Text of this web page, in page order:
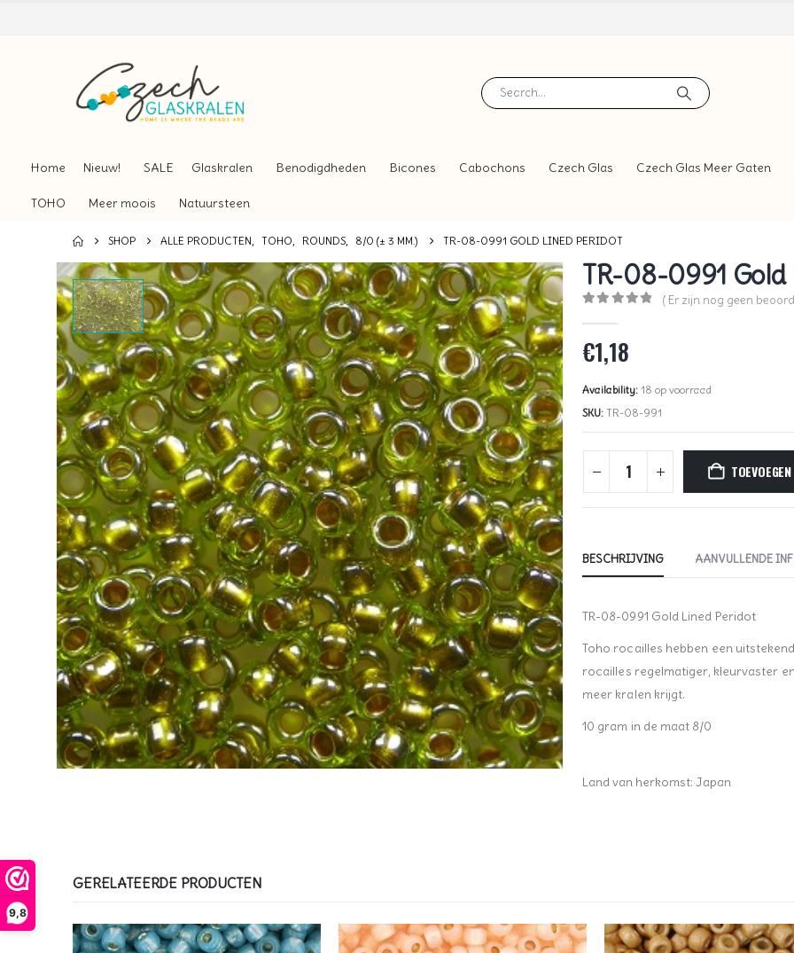
9,8
Home Nieuw! SALE Glaskralen Benodigdheden Bicones Cabochons Czech Glas Czech Glas Meer Gaten
TOHO Meer moois Natuursteen
SHOP ALLE PRODUCTEN, TOHO, ROUNDS, 8/0 (± 3 MM.) TR-08-0991 GOLD LINED PERIDOT
TR-08-0991
( Er zijn nog geen
€1,18
Availability: 18 op voorraad
SKU: TR-08-991
BESCHRIJVING AANVULLENDE
TR-08-0991 Gold Lined Peridot
Toho rocailles hebben een
rocailles regelmatiger, kleurvaster
meer kralen krijgt.
10 gram in de maat 8/0
Land van herkomst: Japan
GERELATEERDE PRODUCTEN